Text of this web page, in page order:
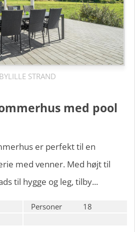
STRAND
med pool
er perfekt til en
med venner. Med højt til
til hygge og leg, tilby...
Personer
18